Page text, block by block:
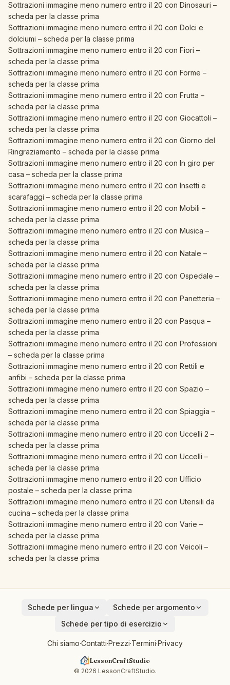
Sottrazioni immagine meno numero entro il 20 con Dinosauri –
scheda per la classe prima
Sottrazioni immagine meno numero entro il 20 con Dolci e
dolciumi – scheda per la classe prima
Sottrazioni immagine meno numero entro il 20 con Fiori –
scheda per la classe prima
Sottrazioni immagine meno numero entro il 20 con Forme –
scheda per la classe prima
Sottrazioni immagine meno numero entro il 20 con Frutta –
scheda per la classe prima
Sottrazioni immagine meno numero entro il 20 con Giocattoli –
scheda per la classe prima
Sottrazioni immagine meno numero entro il 20 con Giorno del
Ringraziamento – scheda per la classe prima
Sottrazioni immagine meno numero entro il 20 con In giro per
casa – scheda per la classe prima
Sottrazioni immagine meno numero entro il 20 con Insetti e
scarafaggi – scheda per la classe prima
Sottrazioni immagine meno numero entro il 20 con Mobili –
scheda per la classe prima
Sottrazioni immagine meno numero entro il 20 con Musica –
scheda per la classe prima
Sottrazioni immagine meno numero entro il 20 con Natale –
scheda per la classe prima
Sottrazioni immagine meno numero entro il 20 con Ospedale –
scheda per la classe prima
Sottrazioni immagine meno numero entro il 20 con Panetteria –
scheda per la classe prima
Sottrazioni immagine meno numero entro il 20 con Pasqua –
scheda per la classe prima
Sottrazioni immagine meno numero entro il 20 con Professioni
– scheda per la classe prima
Sottrazioni immagine meno numero entro il 20 con Rettili e
anfibi – scheda per la classe prima
Sottrazioni immagine meno numero entro il 20 con Spazio –
scheda per la classe prima
Sottrazioni immagine meno numero entro il 20 con Spiaggia –
scheda per la classe prima
Sottrazioni immagine meno numero entro il 20 con Uccelli 2 –
scheda per la classe prima
Sottrazioni immagine meno numero entro il 20 con Uccelli –
scheda per la classe prima
Sottrazioni immagine meno numero entro il 20 con Ufficio
postale – scheda per la classe prima
Sottrazioni immagine meno numero entro il 20 con Utensili da
cucina – scheda per la classe prima
Sottrazioni immagine meno numero entro il 20 con Varie –
scheda per la classe prima
Sottrazioni immagine meno numero entro il 20 con Veicoli –
scheda per la classe prima
Schede per lingua
Español
Schede per argomento
Animali
Frutta
Uccelli
In giro per casa
Schede per tipo di esercizio
Addizione
Crittogramma
Cruciverba
Chi siamo·Contatti·Prezzi·Termini·Privacy
LessonCraftStudio
© 2026 LessonCraftStudio.